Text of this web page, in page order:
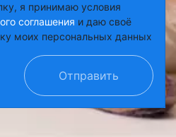
я принимаю условия
соглашения и даю своё
моих персональных данных
Отправить